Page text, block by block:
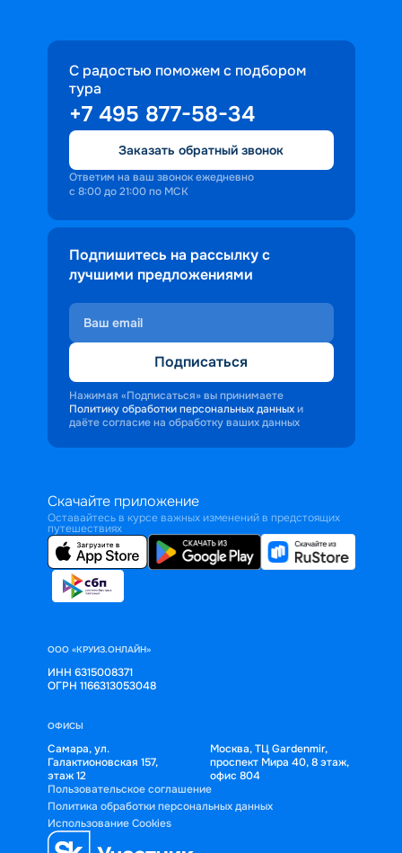
С радостью поможем с подбором
тура
+7 495 877-58-34
Заказать обратный звонок
Ответим на ваш звонок ежедневно
с 8:00 до 21:00 по МСК
Подпишитесь на рассылку с
лучшими предложениями
Подписаться
Нажимая «Подписаться» вы принимаете
Политику обработки персональных данных и
даёте согласие на обработку ваших данных
Скачайте приложение
Оставайтесь в курсе важных изменений в предстоящих
путешествиях
ООО «КРУИЗ.ОНЛАЙН»
ИНН 6315008371
ОГРН 1166313053048
ОФИСЫ
Самара, ул.
Галактионовская 157,
этаж 12
Москва, ТЦ Gardenmir,
проспект Мира 40, 8 этаж,
офис 804
Пользовательское соглашение
Политика обработки персональных данных
Использование Cookies